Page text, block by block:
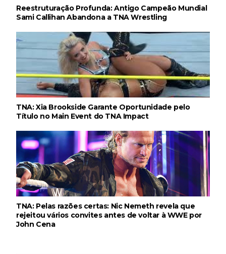
WWE SummerSlam 2026 - Saturday
Unknown-Aug 01 2026
WWE Friday Night Smackdown 31 July 2026
Unknown-Aug 01 2026
TNA iMPACT Wrestling 30 July 2026
Unknown-Jul 31 2026
AEW Dynamite 29JUL26
Unknown-Jul 30 2026
WWE NXT 28 JULY 2026
Reestruturação Profunda: Antigo Campeão Mundial
Sami Callihan Abandona a TNA Wrestling
TNA: Xia Brookside Garante Oportunidade pelo
Título no Main Event do TNA Impact
TNA: Pelas razões certas: Nic Nemeth revela que
rejeitou vários convites antes de voltar à WWE por
John Cena